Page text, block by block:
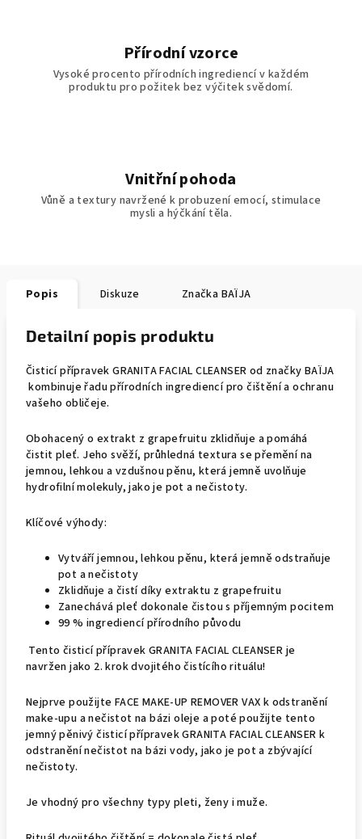
Přírodní vzorce
Vysoké procento přírodních ingrediencí v každém
produktu pro požitek bez výčitek svědomí.
Vnitřní pohoda
Vůně a textury navržené k probuzení emocí, stimulace
mysli a hýčkání těla.
Popis Diskuze Značka BAÏJA
Detailní popis produktu
Čisticí přípravek GRANITA FACIAL CLEANSER od značky BAÏJA
kombinuje řadu přírodních ingrediencí pro čištění a ochranu
vašeho obličeje.
Obohacený o extrakt z grapefruitu zklidňuje a pomáhá
čistit pleť. Jeho svěží, průhledná textura se přemění na
jemnou, lehkou a vzdušnou pěnu, která jemně uvolňuje
hydrofilní molekuly, jako je pot a nečistoty.
Klíčové výhody:
Vytváří jemnou, lehkou pěnu, která jemně odstraňuje
pot a nečistoty
Zklidňuje a čistí díky extraktu z grapefruitu
Zanechává pleť dokonale čistou s příjemným pocitem
99 % ingrediencí přírodního původu
Tento čisticí přípravek GRANITA FACIAL CLEANSER je
navržen jako 2. krok dvojitého čistícího rituálu!
Nejprve použijte FACE MAKE-UP REMOVER VAX k odstranění
make-upu a nečistot na bázi oleje a poté použijte tento
jemný pěnivý čisticí přípravek GRANITA FACIAL CLEANSER k
odstranění nečistot na bázi vody, jako je pot a zbývající
nečistoty.
Je vhodný pro všechny typy pleti, ženy i muže.